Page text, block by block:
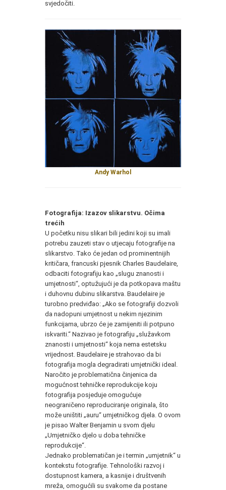
svjedočiti.
Andy Warhol
Fotografija: Izazov slikarstvu. Očima
trećih
U početku nisu slikari bili jedini koji su imali
potrebu zauzeti stav o utjecaju fotografije na
slikarstvo. Tako će jedan od prominentnijih
kritičara, francuski pjesnik Charles Baudelaire,
odbaciti fotografiju kao „slugu znanosti i
umjetnosti“, optužujući je da potkopava maštu
i duhovnu dubinu slikarstva. Baudelaire je
turobno predviđao: „Ako se fotografiji dozvoli
da nadopuni umjetnost u nekim njezinim
funkcijama, ubrzo će je zamijeniti ili potpuno
iskvariti.“ Nazivao je fotografiju „služavkom
znanosti i umjetnosti“ koja nema estetsku
vrijednost. Baudelaire je strahovao da bi
fotografija mogla degradirati umjetnički ideal.
Naročito je problematična činjenica da
mogućnost tehničke reprodukcije koju
fotografija posjeduje omogućuje
neograničeno reproduciranje originala, što
može uništiti „auru“ umjetničkog djela. O ovom
je pisao Walter Benjamin u svom djelu
„Umjetničko djelo u doba tehničke
reprodukcije“.
Jednako problematičan je i termin „umjetnik“ u
kontekstu fotografije. Tehnološki razvoj i
dostupnost kamera, a kasnije i društvenih
mreža, omogućili su svakome da postane